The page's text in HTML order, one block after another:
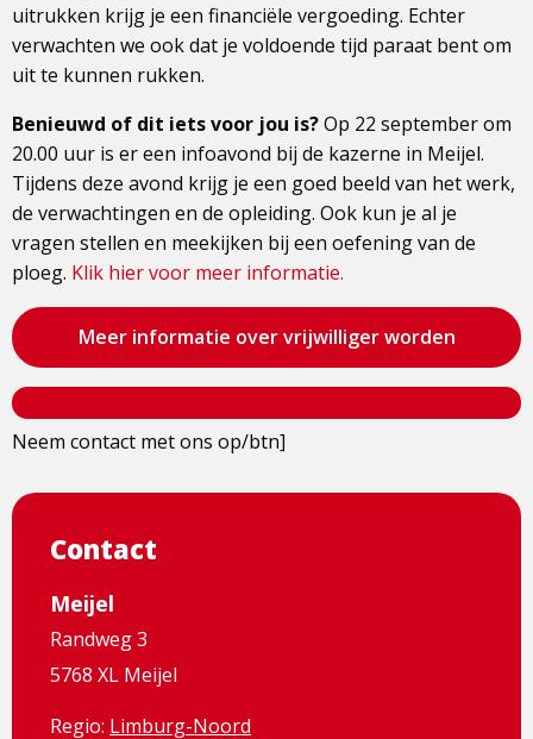
uitrukken krijg je een financiële vergoeding. Echter
verwachten we ook dat je voldoende tijd paraat bent om
uit te kunnen rukken.
Benieuwd of dit iets voor jou is?Op 22 september om
20.00 uur is er een infoavond bij de kazerne in Meijel.
Tijdens deze avond krijg je een goed beeld van het werk,
de verwachtingen en de opleiding. Ook kun je al je
vragen stellen en meekijken bij een oefening van de
ploeg. Klik hier voor meer informatie.
Bezoek
de
pagina
Meer informatie over vrijwilliger worden
Bezoek
de
Neem contact met ons op/btn]
Contact
Meijel
Randweg 3
5768 XL Meijel
Regio: Limburg-Noord